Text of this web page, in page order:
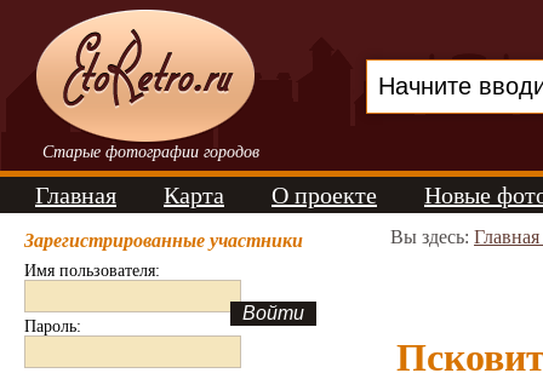
Старые фотографии городов
Главная Карта О проекте Новые
Зарегистрированные участники
Имя пользователя:
Пароль:
Вы здесь: